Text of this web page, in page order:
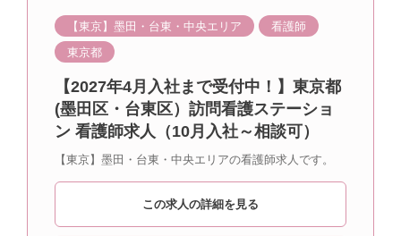
【東京】墨田・台東・中央エリア
看護師
東京都
【2027年4月入社まで受付中！】東京都
(墨田区・台東区）訪問看護ステーショ
ン 看護師求人（10月入社～相談可）
【東京】墨田・台東・中央エリアの看護師求人です。
この求人の詳細を見る